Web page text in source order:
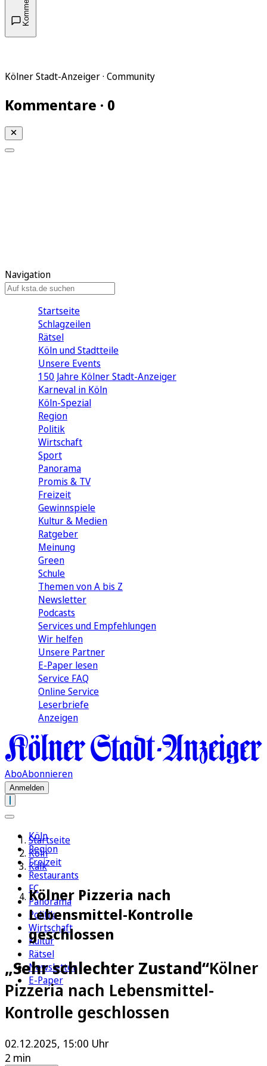
Kölner Stadt-Anzeiger · Community
Kommentare · 0
Navigation
Startseite
Schlagzeilen
Rätsel
Köln und Stadtteile
Unsere Events
150 Jahre Kölner Stadt-Anzeiger
Karneval in Köln
Köln-Spezial
Region
Politik
Wirtschaft
Sport
Panorama
Promis & TV
Freizeit
Gewinnspiele
Kultur & Medien
Ratgeber
Meinung
Green
Schule
Themen von A bis Z
Newsletter
Podcasts
Services und Empfehlungen
Wir helfen
Unsere Partner
E-Paper lesen
Service FAQ
Online Service
Leserbriefe
Anzeigen
AboAbonnieren
Anmelden
Köln
Region
Freizeit
Restaurants
FC
Panorama
Politik
Wirtschaft
Kultur
Rätsel
Newsletter
E-Paper
Startseite
Köln
Kalk
Kölner Pizzeria nach
Lebensmittel-Kontrolle
geschlossen
„Sehr schlechter Zustand“Kölner
Pizzeria nach Lebensmittel-
Kontrolle geschlossen
02.12.2025, 15:00 Uhr
2 min